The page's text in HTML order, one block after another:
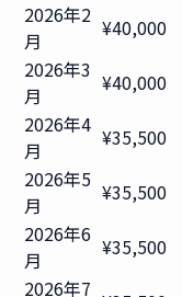
2026年2
月
¥40,000
2026年3
月
¥40,000
2026年4
月
¥35,500
2026年5
月
¥35,500
2026年6
月
¥35,500
2026年7